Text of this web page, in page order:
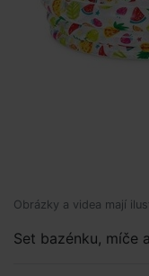
Obrázky a videa mají
Set bazénku, míče